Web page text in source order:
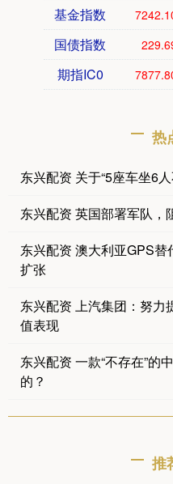
基金指数
国债指数
期指IC0
热
东兴配资 关于“5座车坐6
东兴配资 英国部署军队，
东兴配资 澳大利亚GPS
扩张
东兴配资 上汽集团：努力
值表现
东兴配资 一款“不存在”的
的？
推